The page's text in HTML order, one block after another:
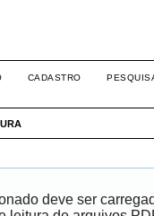
CADASTRO
deve ser